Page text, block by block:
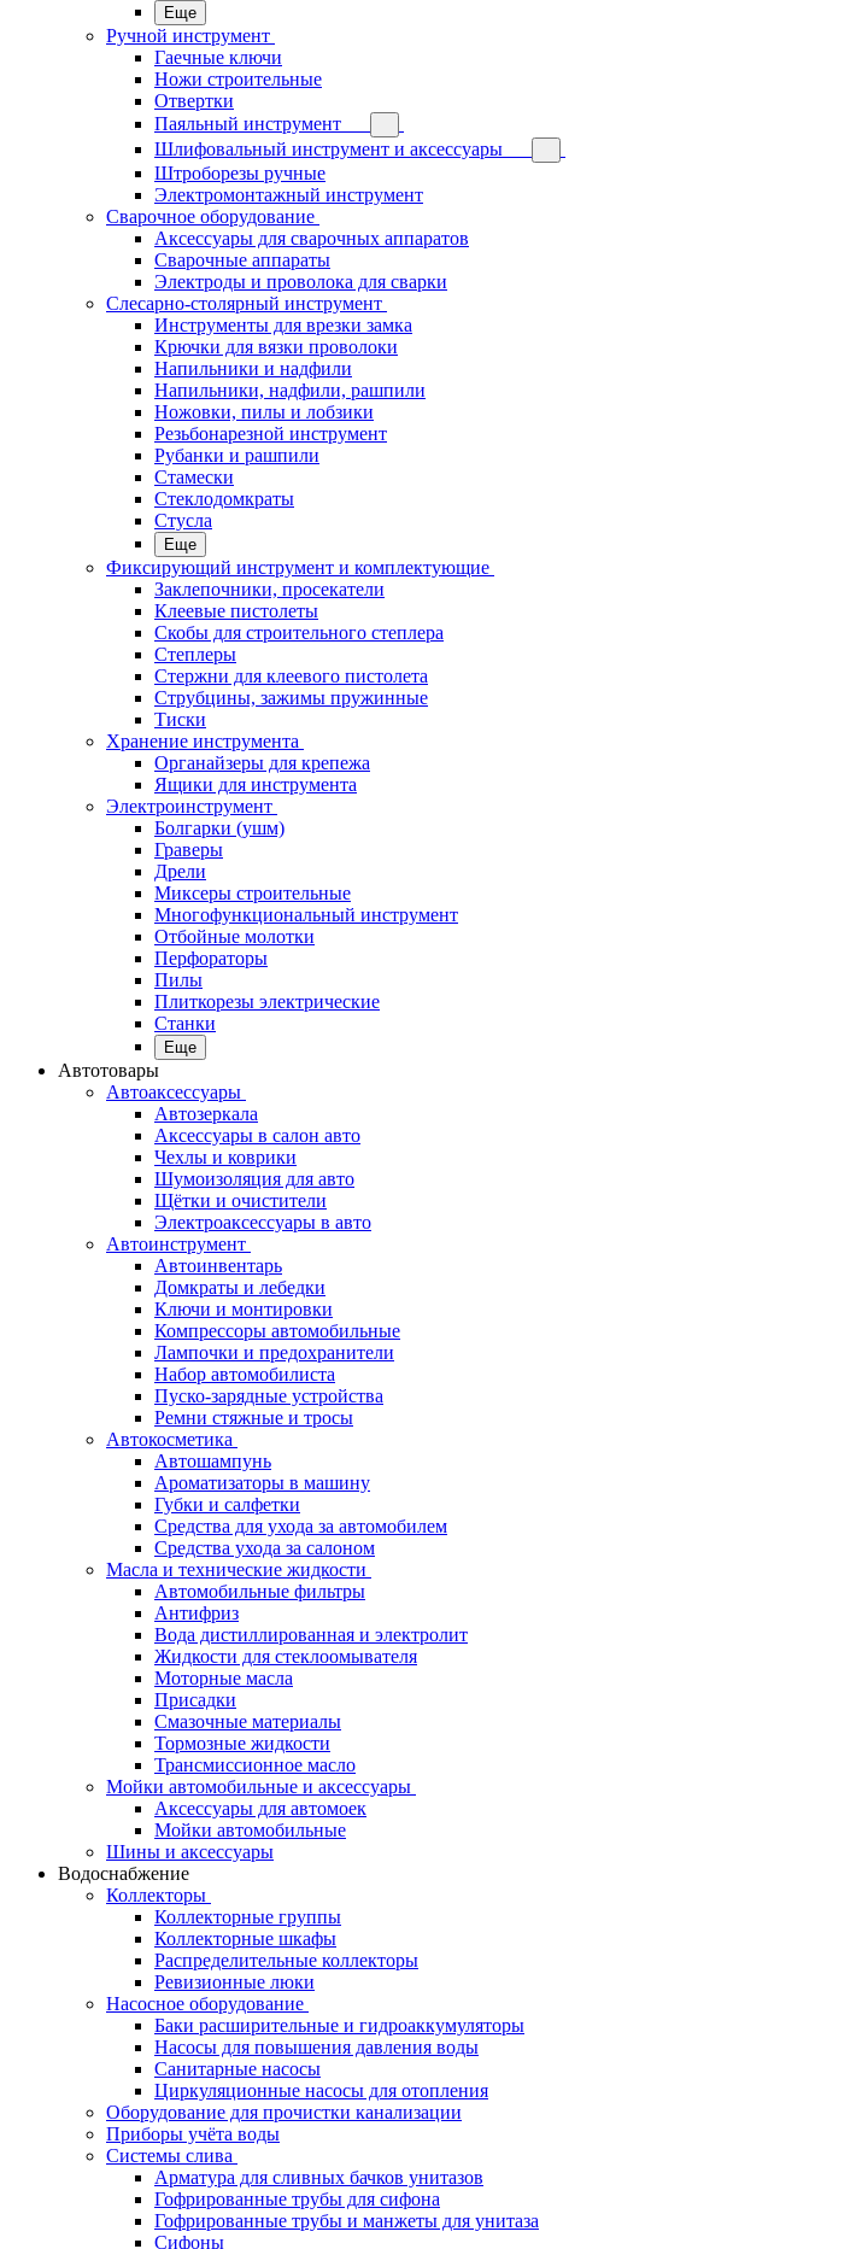
Еще
Ручной инструмент
Гаечные ключи
Ножи строительные
Отвертки
Паяльный инструмент
Шлифовальный инструмент и аксессуары
Штроборезы ручные
Электромонтажный инструмент
Сварочное оборудование
Аксессуары для сварочных аппаратов
Сварочные аппараты
Электроды и проволока для сварки
Слесарно-столярный инструмент
Инструменты для врезки замка
Крючки для вязки проволоки
Напильники и надфили
Напильники, надфили, рашпили
Ножовки, пилы и лобзики
Резьбонарезной инструмент
Рубанки и рашпили
Стамески
Стеклодомкраты
Стусла
Еще
Фиксирующий инструмент и комплектующие
Заклепочники, просекатели
Клеевые пистолеты
Скобы для строительного степлера
Степлеры
Стержни для клеевого пистолета
Струбцины, зажимы пружинные
Тиски
Хранение инструмента
Органайзеры для крепежа
Ящики для инструмента
Электроинструмент
Болгарки (ушм)
Граверы
Дрели
Миксеры строительные
Многофункциональный инструмент
Отбойные молотки
Перфораторы
Пилы
Плиткорезы электрические
Станки
Еще
Автотовары
Автоаксессуары
Автозеркала
Аксессуары в салон авто
Чехлы и коврики
Шумоизоляция для авто
Щётки и очистители
Электроаксессуары в авто
Автоинструмент
Автоинвентарь
Домкраты и лебедки
Ключи и монтировки
Компрессоры автомобильные
Лампочки и предохранители
Набор автомобилиста
Пуско-зарядные устройства
Ремни стяжные и тросы
Автокосметика
Автошампунь
Ароматизаторы в машину
Губки и салфетки
Средства для ухода за автомобилем
Средства ухода за салоном
Масла и технические жидкости
Автомобильные фильтры
Антифриз
Вода дистиллированная и электролит
Жидкости для стеклоомывателя
Моторные масла
Присадки
Смазочные материалы
Тормозные жидкости
Трансмиссионное масло
Мойки автомобильные и аксессуары
Аксессуары для автомоек
Мойки автомобильные
Шины и аксессуары
Водоснабжение
Коллекторы
Коллекторные группы
Коллекторные шкафы
Распределительные коллекторы
Ревизионные люки
Насосное оборудование
Баки расширительные и гидроаккумуляторы
Насосы для повышения давления воды
Санитарные насосы
Циркуляционные насосы для отопления
Оборудование для прочистки канализации
Приборы учёта воды
Системы слива
Арматура для сливных бачков унитазов
Гофрированные трубы для сифона
Гофрированные трубы и манжеты для унитаза
Сифоны